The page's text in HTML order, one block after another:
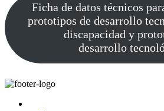
Ficha de datos técnicos
prototipos de desarrollo
discapacidad y
desarrollo